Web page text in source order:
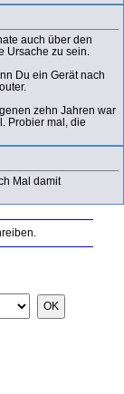
OK
auch über den
Ursache zu sein.
Du ein Gerät nach
zehn Jahren war
Probier mal, die
Mal damit